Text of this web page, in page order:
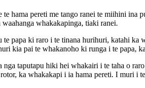
hama pereti me tango ranei te miihini ina
whakakapinga, tiaki ranei.
papa ki raro i te tinana hurihuri, katahi
kia pai te whakanoho ki runga i te papa,
taputapu hiki hei whakairi i te taha o
ka whakakapi i ia hama pereti. I muri i